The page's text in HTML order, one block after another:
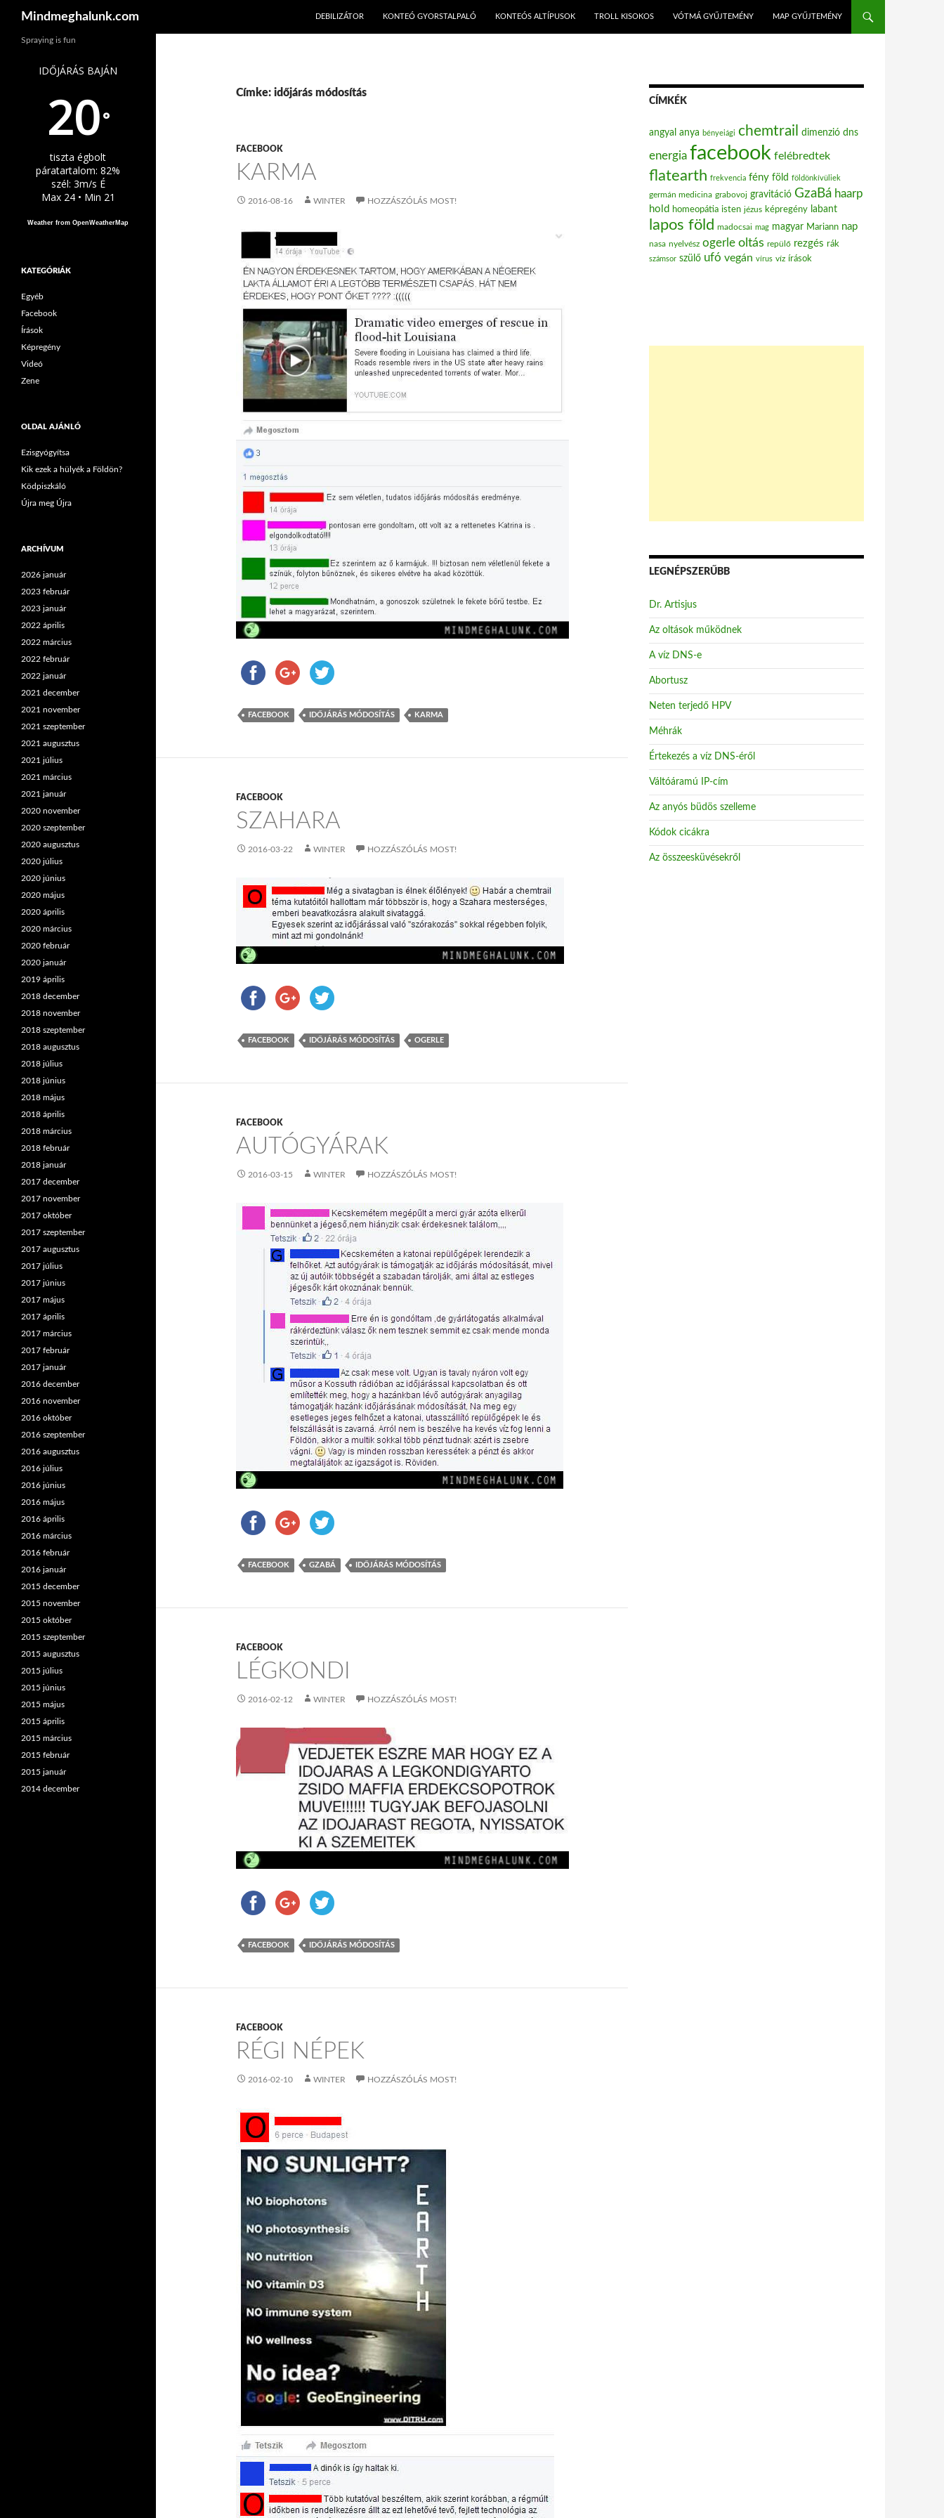
Mindmeghalunk.com
DEBILIZÁTOR
KONTEÓ GYORSTALPALÓ KONTEÓS ALTÍPUSOK TROLL KISOKOS VÓTMÁ GYŰJTEMÉNY MAP GYŰJTEMÉNY
Címke: időjárás módosítás
FACEBOOK
KARMA
2016-08-16 WINTER HOZZÁSZÓLÁS MOST!
FACEBOOK IDŐJÁRÁS MÓDOSÍTÁS KARMA
FACEBOOK
SZAHARA
2016-03-22 WINTER HOZZÁSZÓLÁS MOST!
FACEBOOK IDŐJÁRÁS MÓDOSÍTÁS OGERLE
FACEBOOK
AUTÓGYÁRAK
2016-03-15 WINTER HOZZÁSZÓLÁS MOST!
FACEBOOK GZABÁ IDŐJÁRÁS MÓDOSÍTÁS
FACEBOOK
LÉGKONDI
2016-02-12 WINTER HOZZÁSZÓLÁS MOST!
FACEBOOK IDŐJÁRÁS MÓDOSÍTÁS
FACEBOOK
RÉGI NÉPEK
2016-02-10 WINTER HOZZÁSZÓLÁS MOST!
CÍMKÉK
angyal anya bényeiági chemtrail dimenzió dns
energia facebook felébredtek
flatearth frekvencia fény föld földönkívüliek
germán medicina grabovoj gravitáció GzaBá haarp
hold homeopátia isten jézus képregény labant
lapos föld madocsai mag magyar Mariann nap
nasa nyelvész ogerle oltás repülő rezgés rák
számsor szülő ufó vegán vírus víz írások
LEGNÉPSZERŰBB
Dr. Artisjus
Az oltások működnek
A víz DNS-e
Abortusz
Neten terjedő HPV
Méhrák
Értekezés a víz DNS-éről
Váltóáramú IP-cím
Az anyós büdös szelleme
Kódok cicákra
Az összeesküvésekről
Spraying is fun
IDŐJÁRÁS BAJÁN
20°
tiszta égbolt
páratartalom: 82%
szél: 3m/s É
Max 24 • Min 21
Weather from OpenWeatherMap
KATEGÓRIÁK
Egyéb
Facebook
Írások
Képregény
Videó
Zene
OLDAL AJÁNLÓ
Ezisgyógyítsa
Kik ezek a hülyék a Földön?
Ködpiszkáló
Újra meg Újra
ARCHÍVUM
2026 január
2023 február
2023 január
2022 április
2022 március
2022 február
2022 január
2021 december
2021 november
2021 szeptember
2021 augusztus
2021 július
2021 március
2021 január
2020 november
2020 szeptember
2020 augusztus
2020 július
2020 június
2020 május
2020 április
2020 március
2020 február
2020 január
2019 április
2018 december
2018 november
2018 szeptember
2018 augusztus
2018 július
2018 június
2018 május
2018 április
2018 március
2018 február
2018 január
2017 december
2017 november
2017 október
2017 szeptember
2017 augusztus
2017 július
2017 június
2017 május
2017 április
2017 március
2017 február
2017 január
2016 december
2016 november
2016 október
2016 szeptember
2016 augusztus
2016 július
2016 június
2016 május
2016 április
2016 március
2016 február
2016 január
2015 december
2015 november
2015 október
2015 szeptember
2015 augusztus
2015 július
2015 június
2015 május
2015 április
2015 március
2015 február
2015 január
2014 december